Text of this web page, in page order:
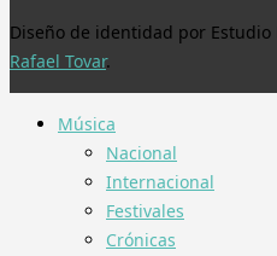
Diseño de identidad por Estudio
Rafael Tovar.
Música
Nacional
Internacional
Festivales
Crónicas